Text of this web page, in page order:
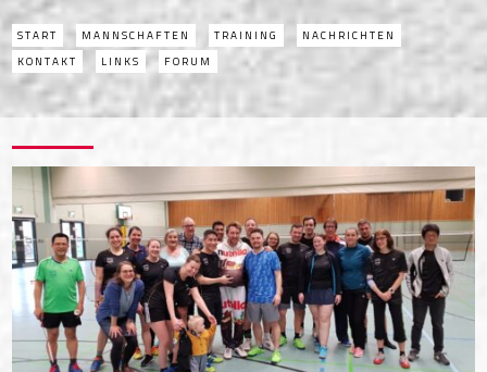
START MANNSCHAFTEN TRAINING
NACHRICHTEN
KONTAKT
LINKS FORUM